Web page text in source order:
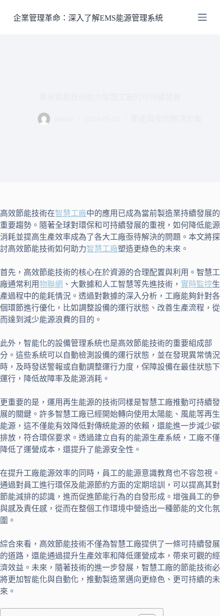
至
企業管理革命：深入了解EMS能源管理系統
高效節能技術在智慧工廠中的應用已成為當前製造業持續發展的
重要趨勢。隨著全球對環保和可持續發展的重視，如何降低能源
消耗並提高生產效率成為了各大工廠亟待解決的問題。本文將探
討高效節能技術如何助力智慧工廠塑造更綠色的未來。
首先，高效節能技術的核心在於資源的合理配置與利用。智慧工
廠通常利用物聯網 、大數據和人工智慧等先進技術， 實時監控生
產過程中的能耗情況。透過對數據的深入分析，工廠能夠針對各
個環節進行優化，比如調整設備的運行狀態、改善生產流程，從
而達到減少能源浪費的目的。
此外，智能化的設備管理系統也是高效節能技術的重要組成部
分。這些系統可以自動檢測設備的運行狀態，並在發現異常情況
時，及時發送警報或自動調整運行力度，保障設備在最佳狀態下
運行，降低故障率及能源消耗。
更重要的是，運用再生能源的技術同樣是智慧工廠推動可持續發
展的關鍵。許多智慧工廠已經開始轉向使用太陽能、風能等再生
能源，這不僅能有效降低對傳統能源的依賴，還能進一步減少碳
排放，符合環保要求。透過建立自有的能源生產系統，工廠不僅
降低了運營成本，還提升了能源安全性。
在提升工廠能源效率的同時，員工的能源意識教育也不容忽視。
通過對員工進行環保及能源節約方面的定期培訓，可以提高其對
節能減排的認識，進而促進節能行為的自發形成。增強員工的參
與感及責任感，從而在整個工作環境中營造出一種節能的文化氛
圍。
綜合來看，高效節能技術不僅為智慧工廠提供了一條可持續發展
的道路，還能通過提升生產效率和降低運營成本，帶來可觀的經
濟效益。未來，隨著技術的進一步發展，智慧工廠的節能技術必
將更加智能化與自動化，推動製造業邁向更綠色、更可持續的未
來。